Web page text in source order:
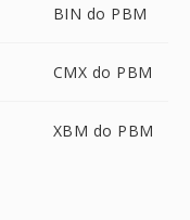
BIN do PBM
CMX do PBM
XBM do PBM